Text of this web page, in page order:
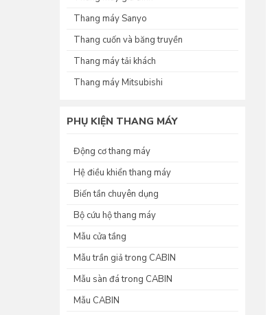
Thang máy Sanyo
Thang cuốn và băng truyền
Thang máy tải khách
Thang máy Mitsubishi
PHỤ KIỆN THANG MÁY
Động cơ thang máy
Hệ điều khiển thang máy
Biến tần chuyên dụng
Bộ cứu hộ thang máy
Mẫu cửa tầng
Mẫu trần giả trong CABIN
Mẫu sàn đá trong CABIN
Mẫu CABIN